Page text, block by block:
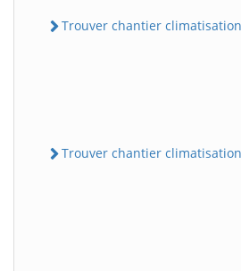
Trouver chantier climatisation
Trouver chantier climatisation